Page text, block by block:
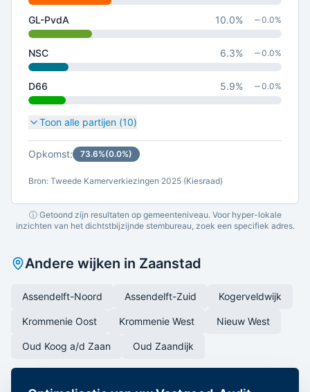
GL-PvdA 10.0% 0.0%
NSC 6.3% 0.0%
D66 5.9% 0.0%
Toon alle partijen (10)
Opkomst: 73.6%(0.0%)
Bron: Tweede Kamerverkiezingen 2025 (Kiesraad)
ⓘ Getoond zijn resultaten op gemeenteniveau. Voor hyper-lokale
inzichten van het dichtstbijzijnde stembureau, zoek een specifiek adres.
Andere wijken in Zaanstad
Assendelft-Noord Assendelft-Zuid Kogerveldwijk
Krommenie Oost Krommenie West Nieuw West
Oud Koog a/d Zaan Oud Zaandijk